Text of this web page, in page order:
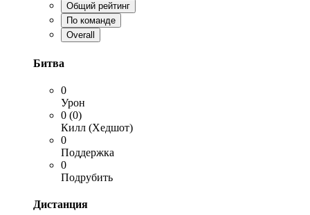
Общий рейтинг
По команде
Overall
Битва
0
Урон
0 (0)
Килл (Хедшот)
0
Поддержка
0
Подрубить
Дистанция